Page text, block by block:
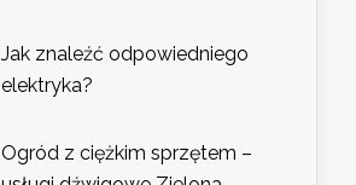
Jak znaleźć odpowiedniego
elektryka?
Ogród z ciężkim sprzętem –